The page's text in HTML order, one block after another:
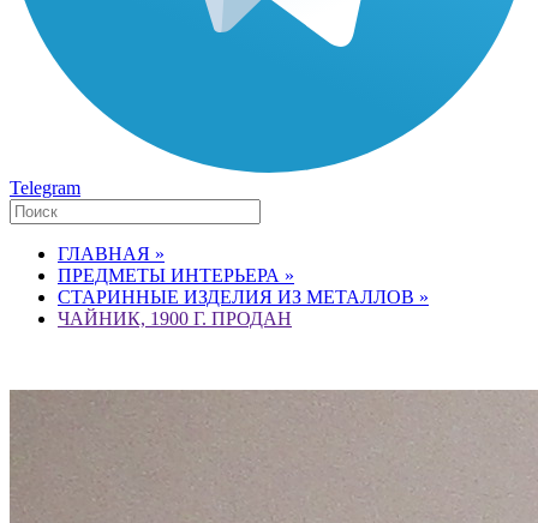
Telegram
ГЛАВНАЯ »
ПРЕДМЕТЫ ИНТЕРЬЕРА »
СТАРИННЫЕ ИЗДЕЛИЯ ИЗ МЕТАЛЛОВ »
ЧАЙНИК, 1900 Г. ПРОДАН